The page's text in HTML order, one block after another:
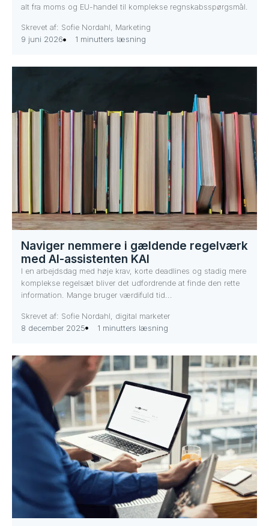
alt fra moms og EU-handel til komplekse regnskabsspørgsmål.
Skrevet af: Sofie Nordahl, Marketing
9 juni 2026
1 minutters læsning
Naviger nemmere i gældende regelværk
med AI-assistenten KAI
I en arbejdsdag med høje krav, korte deadlines og stadig mere
komplekse regelsæt bliver det udfordrende at finde den rette
information. Mange bruger værdifuld tid...
Skrevet af: Sofie Nordahl, digital marketer
8 december 2025
1 minutters læsning